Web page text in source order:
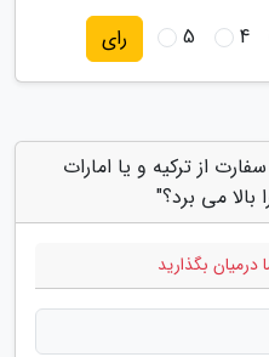
4
5 رای
از ترکیه و یا امارات
می برد؟"
درمیان بگذارید